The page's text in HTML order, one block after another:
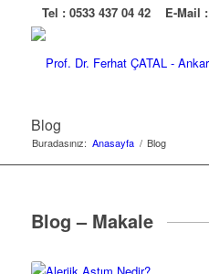
Tel : 0533 437 04 42 E-Mail :
Blog
Buradasınız: Anasayfa / Blog
Blog – Makale